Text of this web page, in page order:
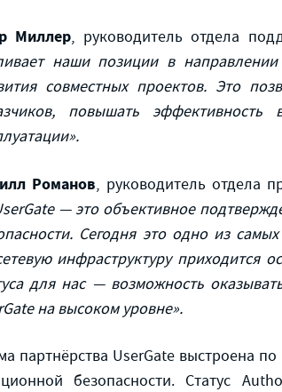
Миллер, руководитель отдела
наши позиции в
совместных проектов. Это
повышать
Романов, руководитель отдела
— это объективное
Сегодня это одно из
инфраструктуру приходится
для нас — возможность
на высоком уровне».
партнёрства UserGate выстроена
безопасности. Статус